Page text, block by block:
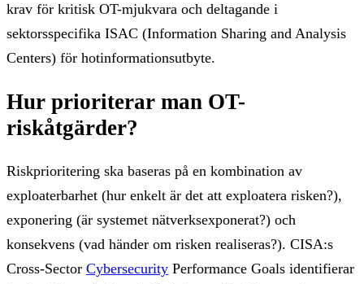
krav för kritisk OT-mjukvara och deltagande i
sektorsspecifika ISAC (Information Sharing and Analysis
Centers) för hotinformationsutbyte.
Hur prioriterar man OT-
riskåtgärder?
Riskprioritering ska baseras på en kombination av
exploaterbarhet (hur enkelt är det att exploatera risken?),
exponering (är systemet nätverksexponerat?) och
konsekvens (vad händer om risken realiseras?). CISA:s
Cross-Sector Cybersecurity Performance Goals identifierar